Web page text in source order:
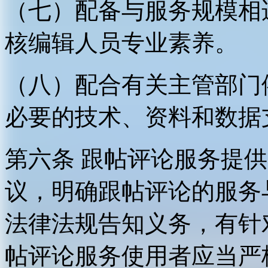
（七）配备与服务规模
核编辑人员专业素养。
（八）配合有关主管部
必要的技术、资料和数
第六条 跟帖评论服务提
议，明确跟帖评论的服
法律法规告知义务，有
帖评论服务使用者应当